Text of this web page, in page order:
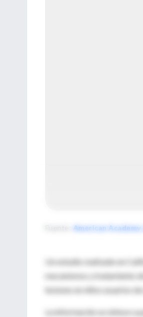
American
Un estudio realizado en
mecanismos y tratamiento
lesiones en niños usuarios de
La información se obtuvo a